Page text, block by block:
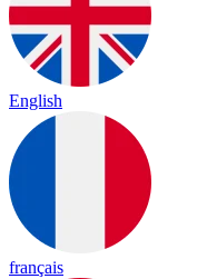
English
français